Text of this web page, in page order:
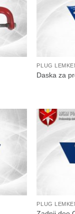
PLUG
Daska za
PLUG